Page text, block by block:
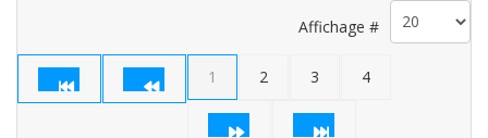
Affichage #
1 2 3 4